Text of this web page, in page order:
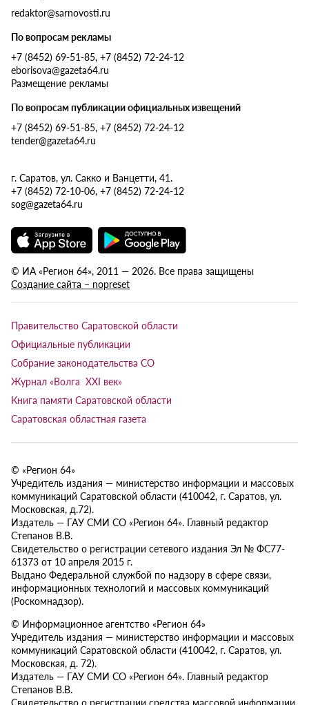
redaktor@sarnovosti.ru
По вопросам рекламы
+7 (8452) 69-51-85, +7 (8452) 72-24-12
eborisova@gazeta64.ru
Размещение рекламы
По вопросам публикации официальных извещений
+7 (8452) 69-51-85, +7 (8452) 72-24-12
tender@gazeta64.ru
г. Саратов, ул. Сакко и Ванцетти, 41.
+7 (8452) 72-10-06, +7 (8452) 72-24-12
sog@gazeta64.ru
© ИА «Регион 64», 2011 — 2026. Все права защищены
Создание сайта – nopreset
Правительство Саратовской области
Официальные публикации
Собрание законодательства СО
Журнал «Волга XXI век»
Книга памяти Саратовской области
Саратовская областная газета
© «Регион 64»
Учредитель издания — министерство информации и массовых
коммуникаций Саратовской области (410042, г. Саратов, ул.
Московская, д.72).
Издатель — ГАУ СМИ СО «Регион 64». Главный редактор
Степанов В.В.
Свидетельство о регистрации сетевого издания Эл № ФС77-
61373 от 10 апреля 2015 г.
Выдано Федеральной службой по надзору в сфере связи,
информационных технологий и массовых коммуникаций
(Роскомнадзор).
© Информационное агентство «Регион 64»
Учредитель издания — министерство информации и массовых
коммуникаций Саратовской области (410042, г. Саратов, ул.
Московская, д. 72).
Издатель — ГАУ СМИ СО «Регион 64». Главный редактор
Степанов В.В.